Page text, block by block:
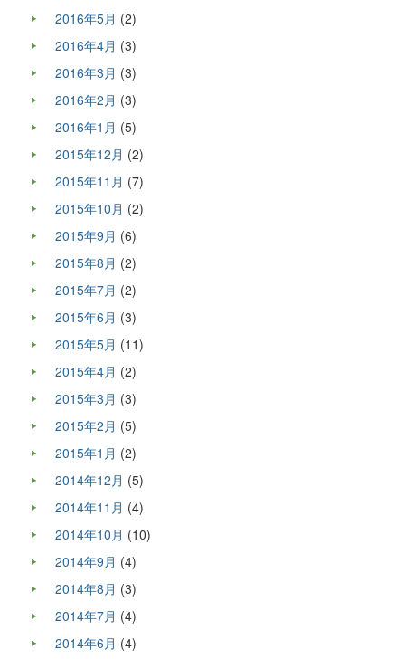
2016年5月 (2)
2016年4月 (3)
2016年3月 (3)
2016年2月 (3)
2016年1月 (5)
2015年12月 (2)
2015年11月 (7)
2015年10月 (2)
2015年9月 (6)
2015年8月 (2)
2015年7月 (2)
2015年6月 (3)
2015年5月 (11)
2015年4月 (2)
2015年3月 (3)
2015年2月 (5)
2015年1月 (2)
2014年12月 (5)
2014年11月 (4)
2014年10月 (10)
2014年9月 (4)
2014年8月 (3)
2014年7月 (4)
2014年6月 (4)